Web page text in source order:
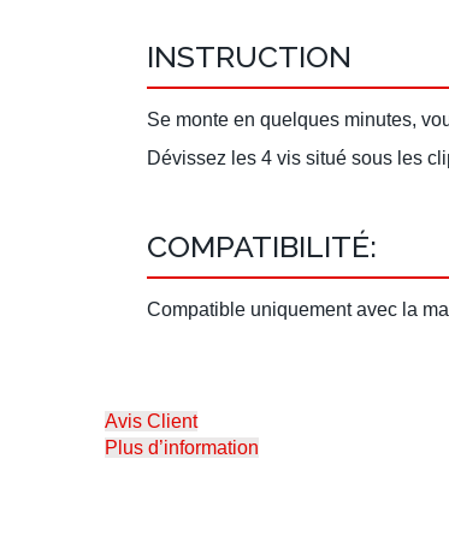
INSTRUCTION
Se monte en quelques minutes,
Dévissez les 4 vis situé sous les
COMPATIBILITÉ:
Compatible uniquement avec la
Avis Client
Plus d’information